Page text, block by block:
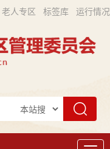
老人专区 标签库 运行情况